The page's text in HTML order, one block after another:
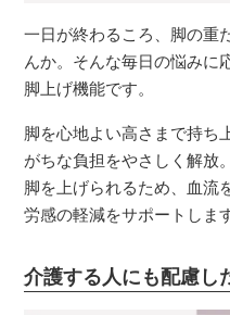
一日が終わるころ、脚の重
んか。そんな毎日の悩みに
脚上げ機能です。
脚を心地よい高さまで持ち
がちな負担をやさしく解放
脚を上げられるため、血流
労感の軽減をサポートします
介護する人にも配慮し